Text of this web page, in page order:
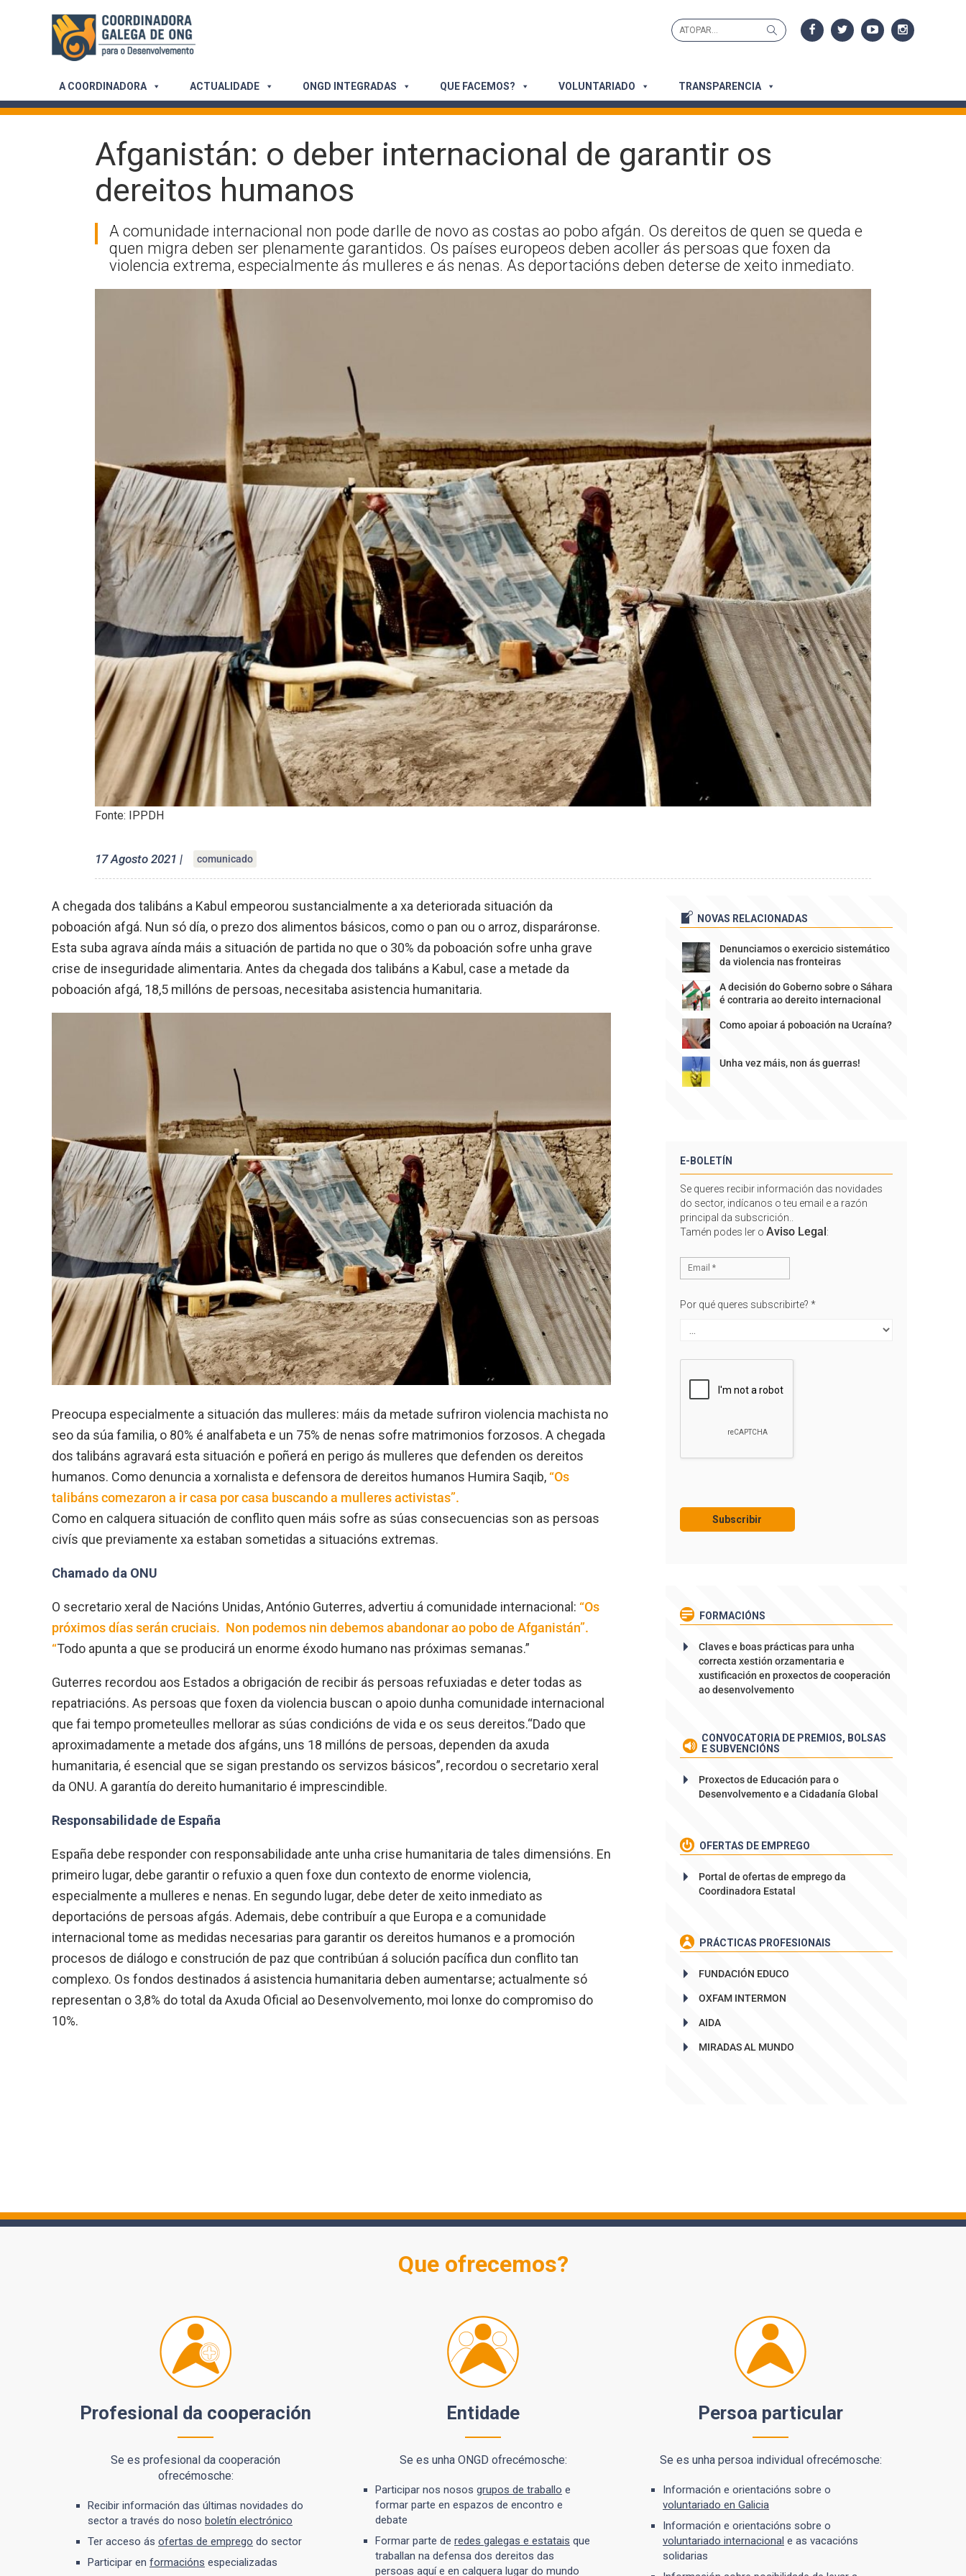
Search
for:
Search
A COORDINADORA ACTUALIDADE ONGD INTEGRADAS QUE FACEMOS? VOLUNTARIADO TRANSPARENCIA
Afganistán: o deber internacional de garantir os
dereitos humanos
A comunidade internacional non pode darlle de novo as costas ao pobo afgán. Os dereitos de quen se queda e
quen migra deben ser plenamente garantidos. Os países europeos deben acoller ás persoas que foxen da
violencia extrema, especialmente ás mulleres e ás nenas. As deportacións deben deterse de xeito inmediato.
Fonte: IPPDH
17 Agosto 2021 | comunicado
A chegada dos talibáns a Kabul empeorou sustancialmente a xa deteriorada situación da
poboación afgá. Nun só día, o prezo dos alimentos básicos, como o pan ou o arroz, disparáronse.
Esta suba agrava aínda máis a situación de partida no que o 30% da poboación sofre unha grave
crise de inseguridade alimentaria. Antes da chegada dos talibáns a Kabul, case a metade da
poboación afgá, 18,5 millóns de persoas, necesitaba asistencia humanitaria.
Preocupa especialmente a situación das mulleres: máis da metade sufriron violencia machista no
seo da súa familia, o 80% é analfabeta e un 75% de nenas sofre matrimonios forzosos. A chegada
dos talibáns agravará esta situación e poñerá en perigo ás mulleres que defenden os dereitos
humanos. Como denuncia a xornalista e defensora de dereitos humanos Humira Saqib, “Os
talibáns comezaron a ir casa por casa buscando a mulleres activistas”.
Como en calquera situación de conflito quen máis sofre as súas consecuencias son as persoas
civís que previamente xa estaban sometidas a situacións extremas.
Chamado da ONU
O secretario xeral de Nacións Unidas, António Guterres, advertiu á comunidade internacional: “Os
próximos días serán cruciais. Non podemos nin debemos abandonar ao pobo de Afganistán”.
“Todo apunta a que se producirá un enorme éxodo humano nas próximas semanas.”
Guterres recordou aos Estados a obrigación de recibir ás persoas refuxiadas e deter todas as
repatriacións. As persoas que foxen da violencia buscan o apoio dunha comunidade internacional
que fai tempo prometeulles mellorar as súas condicións de vida e os seus dereitos.“Dado que
aproximadamente a metade dos afgáns, uns 18 millóns de persoas, dependen da axuda
humanitaria, é esencial que se sigan prestando os servizos básicos”, recordou o secretario xeral
da ONU. A garantía do dereito humanitario é imprescindible.
Responsabilidade de España
España debe responder con responsabilidade ante unha crise humanitaria de tales dimensións. En
primeiro lugar, debe garantir o refuxio a quen foxe dun contexto de enorme violencia,
especialmente a mulleres e nenas. En segundo lugar, debe deter de xeito inmediato as
deportacións de persoas afgás. Ademais, debe contribuír a que Europa e a comunidade
internacional tome as medidas necesarias para garantir os dereitos humanos e a promoción
procesos de diálogo e construción de paz que contribúan á solución pacífica dun conflito tan
complexo. Os fondos destinados á asistencia humanitaria deben aumentarse; actualmente só
representan o 3,8% do total da Axuda Oficial ao Desenvolvemento, moi lonxe do compromiso do
10%.
NOVAS RELACIONADAS
Denunciamos o exercicio sistemático
da violencia nas fronteiras
A decisión do Goberno sobre o Sáhara
é contraria ao dereito internacional
Como apoiar á poboación na Ucraína?
Unha vez máis, non ás guerras!
E-BOLETÍN
Se queres recibir información das novidades
do sector, indícanos o teu email e a razón
principal da subscrición..
Tamén podes ler o Aviso Legal:
Por qué queres subscribirte? *
FORMACIÓNS
Claves e boas prácticas para unha
correcta xestión orzamentaria e
xustificación en proxectos de cooperación
ao desenvolvemento
CONVOCATORIA DE PREMIOS, BOLSAS
E SUBVENCIÓNS
Proxectos de Educación para o
Desenvolvemento e a Cidadanía Global
OFERTAS DE EMPREGO
Portal de ofertas de emprego da
Coordinadora Estatal
PRÁCTICAS PROFESIONAIS
FUNDACIÓN EDUCO
OXFAM INTERMON
AIDA
MIRADAS AL MUNDO
Que ofrecemos?
Profesional da cooperación
Se es profesional da cooperación
ofrecémosche:
Recibir información das últimas novidades do
sector a través do noso boletín electrónico
Ter acceso ás ofertas de emprego do sector
Participar en formacións especializadas
Entidade
Se es unha ONGD ofrecémosche:
Participar nos nosos grupos de traballo e
formar parte en espazos de encontro e
debate
Formar parte de redes galegas e estatais que
traballan na defensa dos dereitos das
persoas aquí e en calquera lugar do mundo
Persoa particular
Se es unha persoa individual ofrecémosche:
Información e orientacións sobre o
voluntariado en Galicia
Información e orientacións sobre o
voluntariado internacional e as vacacións
solidarias